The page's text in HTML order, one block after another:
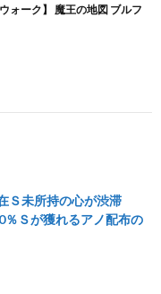
Ｓ未所持の心が渋滞
Ｓが獲れるアノ配布の